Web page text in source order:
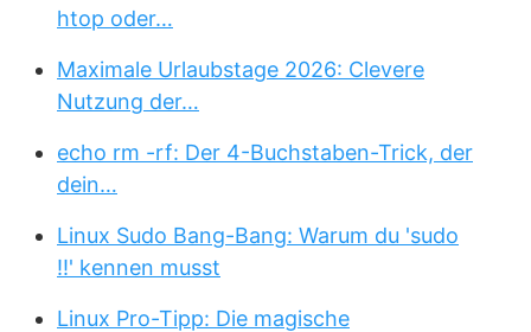
htop oder…
Maximale Urlaubstage 2026: Clevere
Nutzung der…
echo rm -rf: Der 4-Buchstaben-Trick, der
dein…
Linux Sudo Bang-Bang: Warum du 'sudo
!!' kennen musst
Linux Pro-Tipp: Die magische